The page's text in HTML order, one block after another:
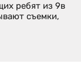
ребят из 9в
съемки,